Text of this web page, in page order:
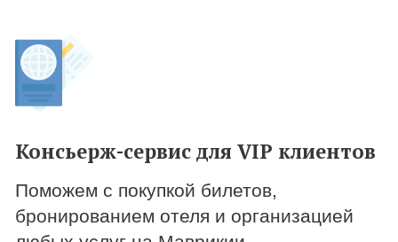
Соглашение о конфиденциальности
Instagram, Telegram - запрещённые организации в РФ
Лицензия №16550
Иконки созданы Chanut-is, juicy_fish, Ehtisham Abid,
Aziz Muttaqin с сайта www.freepik.com